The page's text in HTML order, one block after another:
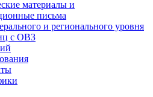
материалы и
письма
и регионального уровня
с ОВЗ